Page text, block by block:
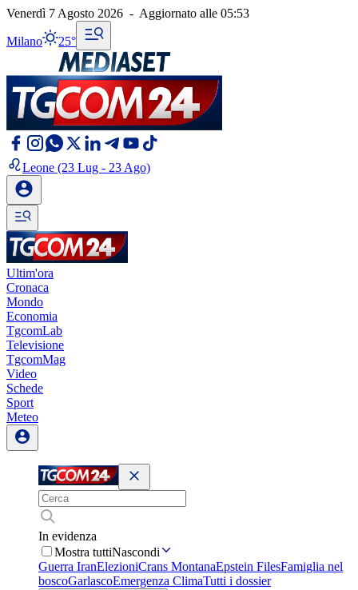
Venerdì 7 Agosto 2026 - Aggiornato alle 05:53
Milano 25°
Leone (23 Lug - 23 Ago)
Ultim'ora
Cronaca
Mondo
Economia
TgcomLab
Televisione
TgcomMag
Video
Schede
Sport
Meteo
In evidenza
Mostra tuttiNascondi
Guerra IranElezioniCrans MontanaEpstein FilesFamiglia nel
boscoGarlascoEmergenza ClimaTutti i dossier